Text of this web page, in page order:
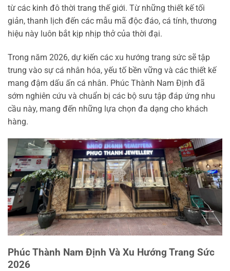
từ các kinh đô thời trang thế giới. Từ những thiết kế tối
giản, thanh lịch đến các mẫu mã độc đáo, cá tính, thương
hiệu này luôn bắt kịp nhịp thở của thời đại.
Trong năm 2026, dự kiến các xu hướng trang sức sẽ tập
trung vào sự cá nhân hóa, yếu tố bền vững và các thiết kế
mang đậm dấu ấn cá nhân. Phúc Thành Nam Định đã
sớm nghiên cứu và chuẩn bị các bộ sưu tập đáp ứng nhu
cầu này, mang đến những lựa chọn đa dạng cho khách
hàng.
Phúc Thành Nam Định Và Xu Hướng Trang Sức
2026